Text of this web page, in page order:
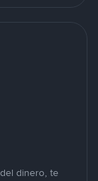
dinero, te